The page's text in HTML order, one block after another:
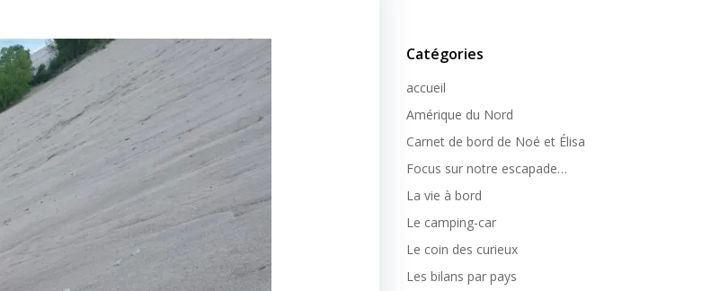
Catégories
accueil
Amérique du Nord
Carnet de bord de Noé et Élisa
Focus sur notre escapade…
La vie à bord
Le camping-car
Le coin des curieux
Les bilans par pays